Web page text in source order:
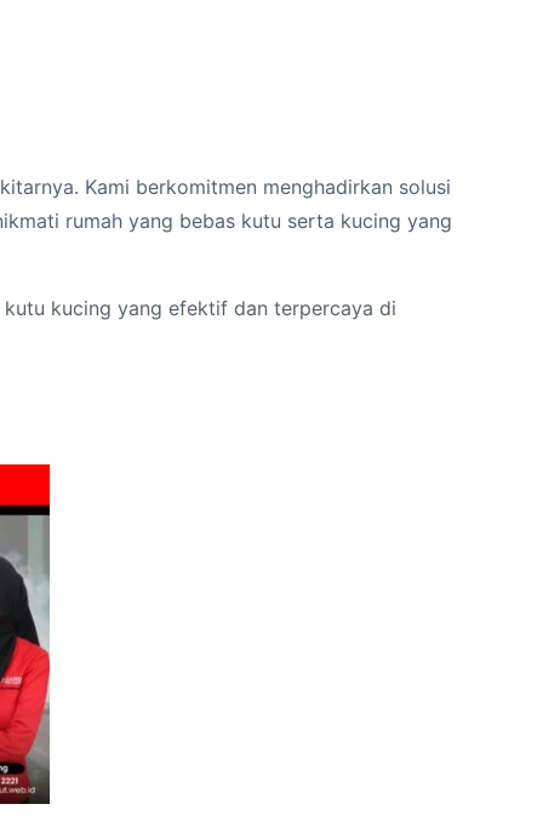
Kami berkomitmen menghadirkan solusi
rumah yang bebas kutu serta kucing yang
kutu kucing yang efektif dan terpercaya di